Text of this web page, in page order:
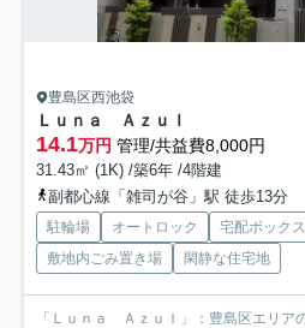
豊島区西池袋
Ｌｕｎａ Ａｚｕｌ
14.1万円 管理/共益費8,000円
31.43㎡ (1K) /築6年 /4階建
副都心線「雑司が谷」駅 徒歩13分
駐輪場 オートロック 宅配ボックス
敷地内ごみ置き場
閑静な住宅地
「Ｌｕｎａ Ａｚｕｌ」：豊島区エリア